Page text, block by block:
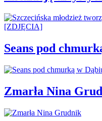
Seans pod
Zmarła Nina